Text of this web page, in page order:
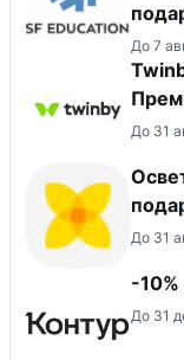
До 7
До 31
До 31
-
До 31